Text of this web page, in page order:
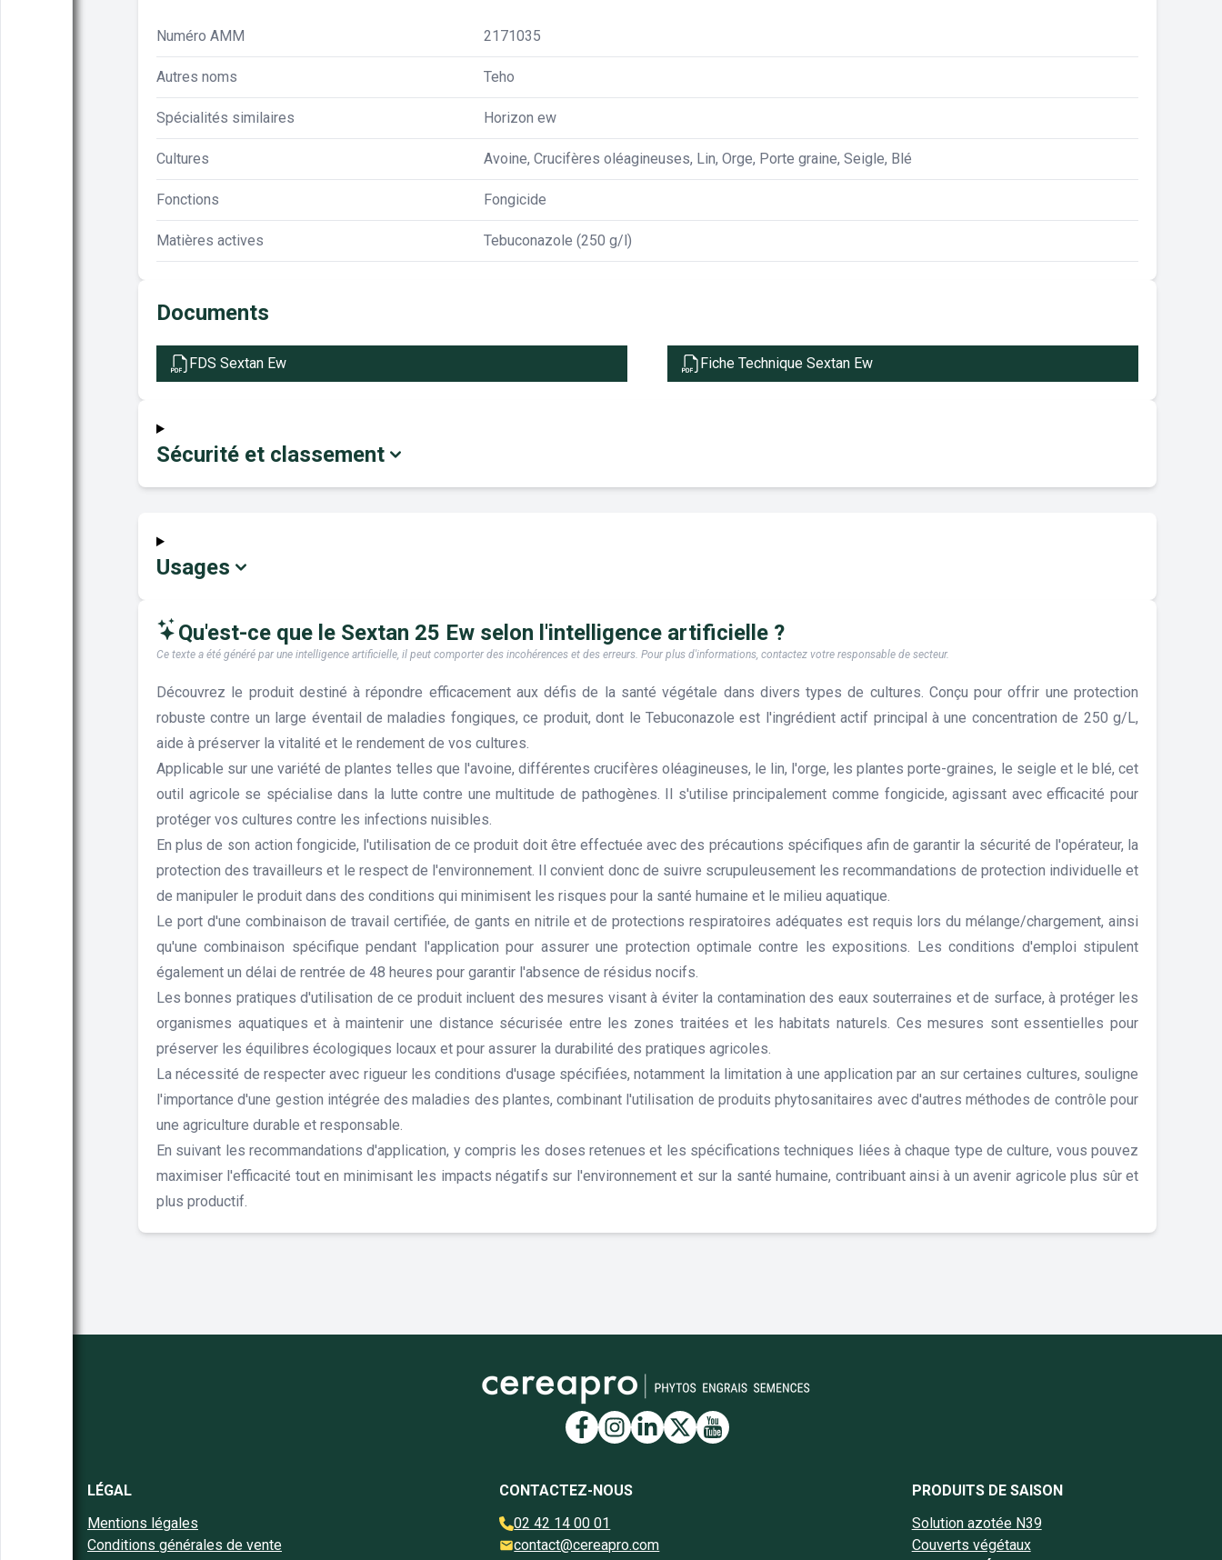
Numéro AMM 2171035
Autres noms Teho
Spécialités similaires Horizon ew
Cultures Avoine, Crucifères oléagineuses, Lin, Orge, Porte graine, Seigle, Blé
Fonctions Fongicide
Matières actives Tebuconazole (250 g/l)
Documents
FDS Sextan Ew Fiche Technique Sextan Ew
Sécurité et classement
Usages
Qu'est-ce que le Sextan 25 Ew selon l'intelligence artificielle ?
Ce texte a été généré par une intelligence artificielle, il peut comporter des incohérences et des erreurs. Pour plus d'informations, contactez votre responsable de secteur.
Découvrez le produit destiné à répondre efficacement aux défis de la santé végétale dans divers types de cultures. Conçu pour offrir une protection
robuste contre un large éventail de maladies fongiques, ce produit, dont le Tebuconazole est l'ingrédient actif principal à une concentration de 250 g/L,
aide à préserver la vitalité et le rendement de vos cultures.
Applicable sur une variété de plantes telles que l'avoine, différentes crucifères oléagineuses, le lin, l'orge, les plantes porte-graines, le seigle et le blé, cet
outil agricole se spécialise dans la lutte contre une multitude de pathogènes. Il s'utilise principalement comme fongicide, agissant avec efficacité pour
protéger vos cultures contre les infections nuisibles.
En plus de son action fongicide, l'utilisation de ce produit doit être effectuée avec des précautions spécifiques afin de garantir la sécurité de l'opérateur, la
protection des travailleurs et le respect de l'environnement. Il convient donc de suivre scrupuleusement les recommandations de protection individuelle et
de manipuler le produit dans des conditions qui minimisent les risques pour la santé humaine et le milieu aquatique.
Le port d'une combinaison de travail certifiée, de gants en nitrile et de protections respiratoires adéquates est requis lors du mélange/chargement, ainsi
qu'une combinaison spécifique pendant l'application pour assurer une protection optimale contre les expositions. Les conditions d'emploi stipulent
également un délai de rentrée de 48 heures pour garantir l'absence de résidus nocifs.
Les bonnes pratiques d'utilisation de ce produit incluent des mesures visant à éviter la contamination des eaux souterraines et de surface, à protéger les
organismes aquatiques et à maintenir une distance sécurisée entre les zones traitées et les habitats naturels. Ces mesures sont essentielles pour
préserver les équilibres écologiques locaux et pour assurer la durabilité des pratiques agricoles.
La nécessité de respecter avec rigueur les conditions d'usage spécifiées, notamment la limitation à une application par an sur certaines cultures, souligne
l'importance d'une gestion intégrée des maladies des plantes, combinant l'utilisation de produits phytosanitaires avec d'autres méthodes de contrôle pour
une agriculture durable et responsable.
En suivant les recommandations d'application, y compris les doses retenues et les spécifications techniques liées à chaque type de culture, vous pouvez
maximiser l'efficacité tout en minimisant les impacts négatifs sur l'environnement et sur la santé humaine, contribuant ainsi à un avenir agricole plus sûr et
plus productif.
Lien vers la page Facebook Cereapro
Lien vers la page Instagram Cereapro
Lien vers la page Linkedin Cereapro
Lien vers la page Twitter Cereapro
Lien vers la chaine YouTube Cereapro
LÉGAL
Mentions légales
Conditions générales de vente
CONTACTEZ-NOUS
02 42 14 00 01
contact@cereapro.com
PRODUITS DE SAISON
Solution azotée N39
Couverts végétaux